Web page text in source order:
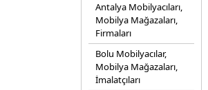
Antalya Mobilyacıları,
Mobilya Mağazaları,
Firmaları
Bolu Mobilyacılar,
Mobilya Mağazaları,
İmalatçıları